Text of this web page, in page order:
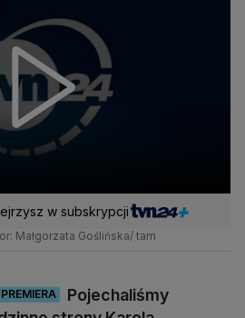
w subskrypcji
Małgorzata Goślińska/ tam
PREMIERA
Pojechaliśmy